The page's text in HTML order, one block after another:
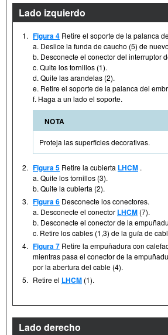
Lado izquierdo
1. Figura 4 Retire el soporte de la palanca
a. Deslice la funda de caucho (5) de
b. Desconecte el conector del interruptor
c. Quite los tornillos (1).
d. Quite las arandelas (2).
e. Retire el soporte de la palanca del
f. Haga a un lado el soporte.
NOTA
Proteja las superficies decorativas.
2. Figura 5 Retire la cubierta LHCM .
a. Quite los tornillos (3).
b. Quite la cubierta (2).
3. Figura 6 Desconecte los conectores.
a. Desconecte el conector LHCM (7).
b. Desconecte el conector de la
c. Retire los cables (1,3) de la guía de
4. Figura 7 Retire la empuñadura con
mientras pasa el conector de la
por la abertura del cable (4).
5. Retire el LHCM (1).
Lado derecho